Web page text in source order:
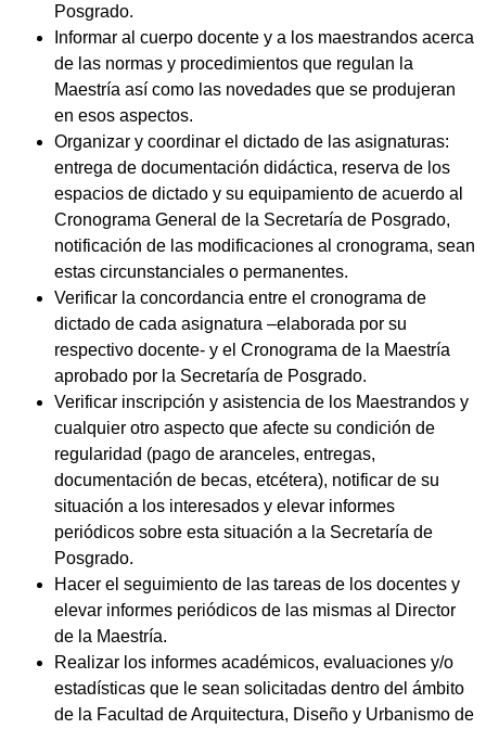
Posgrado.
Informar al cuerpo docente y a los maestrandos acerca
de las normas y procedimientos que regulan la
Maestría así como las novedades que se produjeran
en esos aspectos.
Organizar y coordinar el dictado de las asignaturas:
entrega de documentación didáctica, reserva de los
espacios de dictado y su equipamiento de acuerdo al
Cronograma General de la Secretaría de Posgrado,
notificación de las modificaciones al cronograma, sean
estas circunstanciales o permanentes.
Verificar la concordancia entre el cronograma de
dictado de cada asignatura –elaborada por su
respectivo docente- y el Cronograma de la Maestría
aprobado por la Secretaría de Posgrado.
Verificar inscripción y asistencia de los Maestrandos y
cualquier otro aspecto que afecte su condición de
regularidad (pago de aranceles, entregas,
documentación de becas, etcétera), notificar de su
situación a los interesados y elevar informes
periódicos sobre esta situación a la Secretaría de
Posgrado.
Hacer el seguimiento de las tareas de los docentes y
elevar informes periódicos de las mismas al Director
de la Maestría.
Realizar los informes académicos, evaluaciones y/o
estadísticas que le sean solicitadas dentro del ámbito
de la Facultad de Arquitectura, Diseño y Urbanismo de